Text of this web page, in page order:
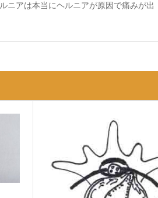
ニアは本当にヘルニアが原因で痛みが出